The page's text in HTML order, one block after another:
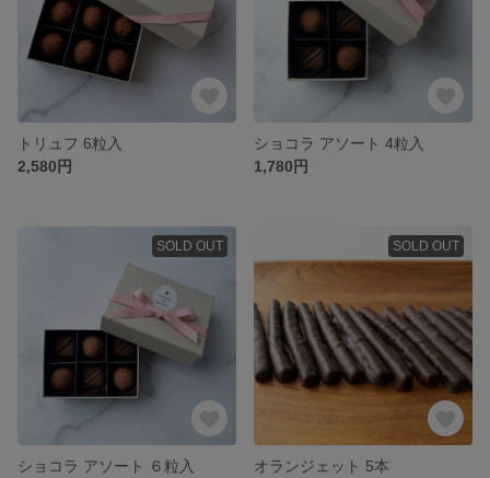
トリュフ 6粒入
2,580円
ショコラ アソート 4粒入
1,780円
SOLD OUT
ショコラ アソート ６粒入
SOLD OUT
オランジェット 5本